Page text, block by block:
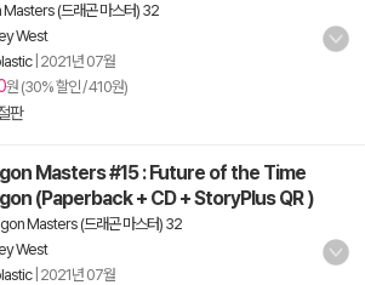
(드래곤 마스터) 32
West
| 2021년 07월
원 (30% 할인 / 410원)
판
Masters #15 : Future of the Time
(Paperback + CD + StoryPlus QR )
Masters (드래곤 마스터) 32
West
| 2021년 07월